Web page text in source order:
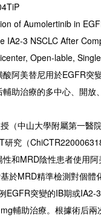
of Aumolertinib in
IA2-3 NSCLC After
Open-lable,
酸阿美替尼用於EGFR突
輔助治療的多中心、開放
（中山大學附屬第一醫院
研究（
和MRD陰性患者使用
於MRD精準檢測對個體
EGFR突變的IB期或IA2-
輔助治療。根據術后兩